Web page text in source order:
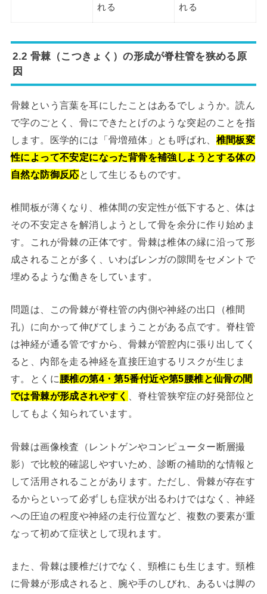
れる れる
2.2 骨棘（こつきょく）の形成が脊柱管を狭める原
因
骨棘という言葉を耳にしたことはあるでしょうか。読ん
で字のごとく、骨にできたとげのような突起のことを指
します。医学的には「骨増殖体」とも呼ばれ、 椎間板変
性によって不安定になった背骨を補強しようとする体の
自然な防御反応 として生じるものです。
椎間板が薄くなり、椎体間の安定性が低下すると、体は
その不安定さを解消しようとして骨を余分に作り始めま
す。これが骨棘の正体です。骨棘は椎体の縁に沿って形
成されることが多く、いわばレンガの隙間をセメントで
埋めるような働きをしています。
問題は、この骨棘が脊柱管の内側や神経の出口（椎間
孔）に向かって伸びてしまうことがある点です。脊柱管
は神経が通る管ですから、骨棘が管腔内に張り出してく
ると、内部を走る神経を直接圧迫するリスクが生じま
す。とくに腰椎の第4・第5番付近や第5腰椎と仙骨の間
では骨棘が形成されやすく
、脊柱管狭窄症の好発部位と
してもよく知られています。
骨棘は画像検査（レントゲンやコンピューター断層撮
影）で比較的確認しやすいため、診断の補助的な情報と
して活用されることがあります。ただし、骨棘が存在す
るからといって必ずしも症状が出るわけではなく、神経
への圧迫の程度や神経の走行位置など、複数の要素が重
なって初めて症状として現れます。
また、骨棘は腰椎だけでなく、頸椎にも生じます。頸椎
に骨棘が形成されると、腕や手のしびれ、あるいは脚の